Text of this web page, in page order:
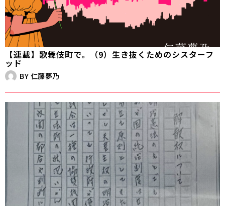
【連載】歌舞伎町で。（9）生き抜くためのシスターフ
ッド
BY 仁藤夢乃